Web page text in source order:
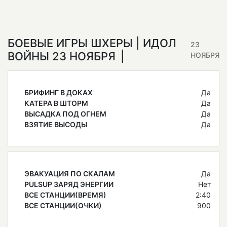
БОЕВЫЕ ИГРЫ ШХЕРЫ | ИДОЛ
ВОЙНЫ 23 НОЯБРЯ
23
НОЯБРЯ
БРИФИНГ В ДОКАХ
Да
КАТЕРА В ШТОРМ
Да
ВЫСАДКА ПОД ОГНЕМ
Да
ВЗЯТИЕ ВЫСОДЫ
Да
ЭВАКУАЦИЯ ПО СКАЛАМ
Да
PULSUP ЗАРЯД ЭНЕРГИИ
Нет
ВСЕ СТАНЦИИ(ВРЕМЯ)
2:40
ВСЕ СТАНЦИИ(ОЧКИ)
900